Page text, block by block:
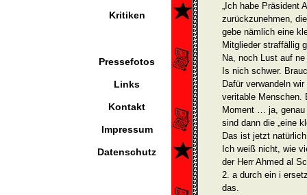
Kritiken
Pressefotos
Links
Kontakt
Impressum
Datenschutz
„Ich habe Präsident
zurückzunehmen,
gebe nämlich eine
Mitglieder straffällig
Na, noch Lust auf
Is nich schwer.
Dafür verwandeln
veritable Menschen.
Moment … ja, genau
sind dann die „eine
Das ist jetzt
Ich weiß nicht, wie
der Herr Ahmed al
2. a durch ein i
das.